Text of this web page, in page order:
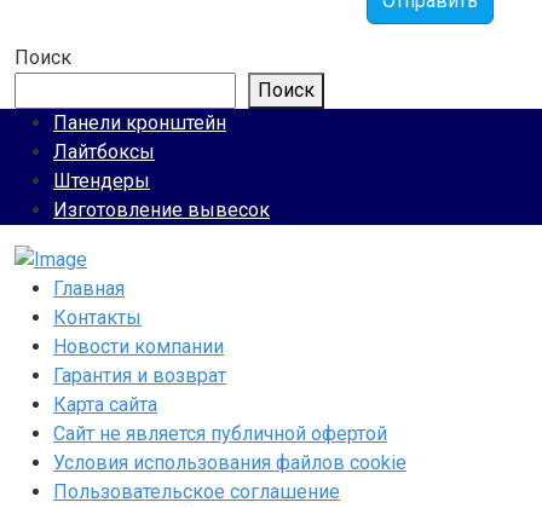
Поиск
Поиск
Панели кронштейн
Лайтбоксы
Штендеры
Изготовление вывесок
Главная
Контакты
Новости компании
Гарантия и возврат
Карта сайта
Сайт не является публичной офертой
Условия использования файлов cookie
Пользовательское соглашение